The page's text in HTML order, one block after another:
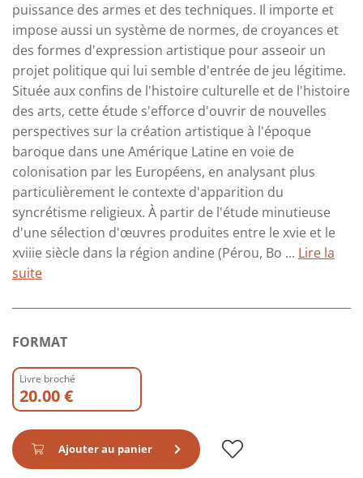
puissance des armes et des techniques. Il importe et
impose aussi un système de normes, de croyances et
des formes d'expression artistique pour asseoir un
projet politique qui lui semble d'entrée de jeu légitime.
Située aux confins de l'histoire culturelle et de l'histoire
des arts, cette étude s'efforce d'ouvrir de nouvelles
perspectives sur la création artistique à l'époque
baroque dans une Amérique Latine en voie de
colonisation par les Européens, en analysant plus
particulièrement le contexte d'apparition du
syncrétisme religieux. À partir de l'étude minutieuse
d'une sélection d'œuvres produites entre le xvie et le
xviiie siècle dans la région andine (Pérou, Bo ... Lire la
suite
FORMAT
Livre broché
20.00 €
Ajouter au panier